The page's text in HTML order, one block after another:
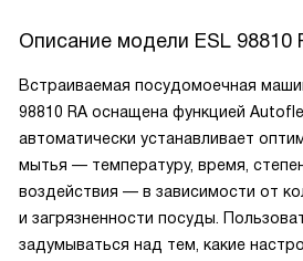
Описание модели ESL 98810
Встраиваемая посудомоечная
98810 RA оснащена функцией
автоматически устанавливает
мытья — температуру, время,
воздействия — в зависимости от
и загрязненности посуды.
задумываться над тем, какие